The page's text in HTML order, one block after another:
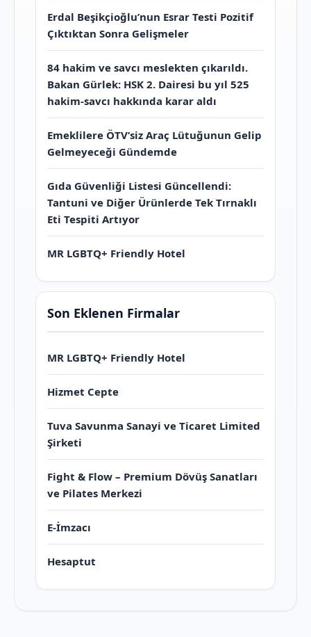
Erdal Beşikçioğlu’nun Esrar Testi Pozitif
Çıktıktan Sonra Gelişmeler
84 hakim ve savcı meslekten çıkarıldı.
Bakan Gürlek: HSK 2. Dairesi bu yıl 525
hakim-savcı hakkında karar aldı
Emeklilere ÖTV’siz Araç Lütuğunun Gelip
Gelmeyeceği Gündemde
Gıda Güvenliği Listesi Güncellendi:
Tantuni ve Diğer Ürünlerde Tek Tırnaklı
Eti Tespiti Artıyor
MR LGBTQ+ Friendly Hotel
Son Eklenen Firmalar
MR LGBTQ+ Friendly Hotel
Hizmet Cepte
Tuva Savunma Sanayi ve Ticaret Limited
Şirketi
Fight & Flow – Premium Dövüş Sanatları
ve Pilates Merkezi
E-İmzacı
Hesaptut